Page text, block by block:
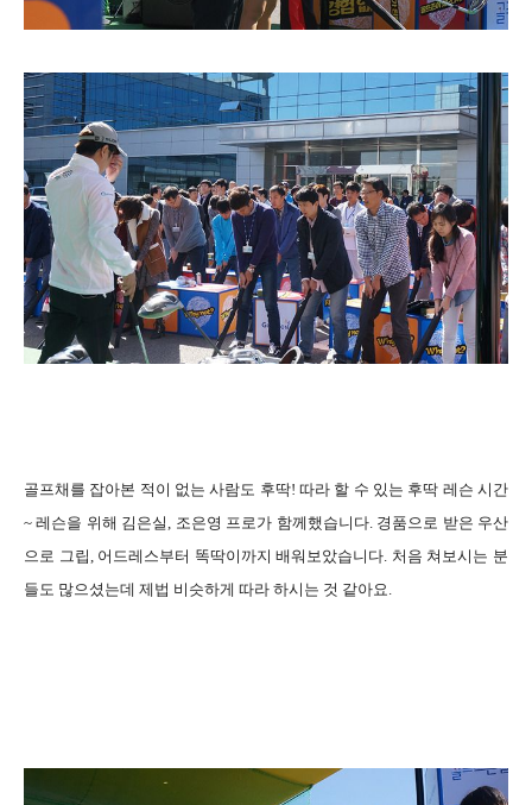
골프채를 잡아본 적이 없는 사람도 후딱! 따라 할 수 있는 후딱 레슨 시간
~ 레슨을 위해 김은실, 조은영 프로가 함께했습니다. 경품으로 받은 우산
으로 그립, 어드레스부터 똑딱이까지 배워보았습니다. 처음 쳐보시는 분
들도 많으셨는데 제법 비슷하게 따라 하시는 것 같아요.